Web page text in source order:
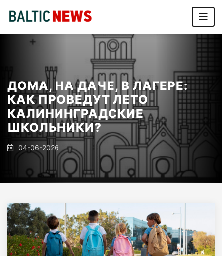
ДОМА, НА ДАЧЕ, В ЛАГЕРЕ:
КАК ПРОВЕДУТ ЛЕТО
КАЛИНИНГРАДСКИЕ
ШКОЛЬНИКИ?
04-06-2026